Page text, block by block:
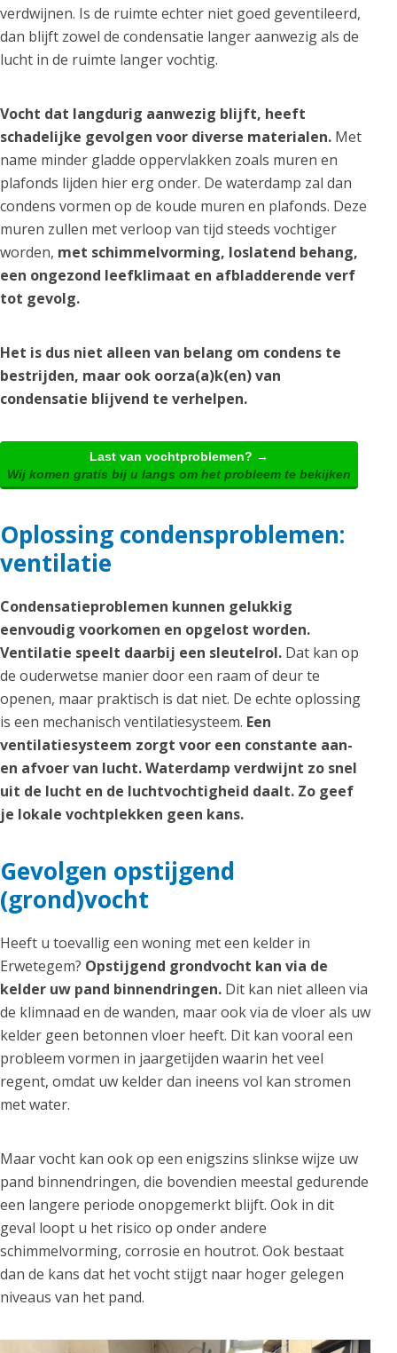
verdwijnen. Is de ruimte echter niet goed geventileerd,
dan blijft zowel de condensatie langer aanwezig als de
lucht in de ruimte langer vochtig.
Vocht dat langdurig aanwezig blijft, heeft
schadelijke gevolgen voor diverse materialen. Met
name minder gladde oppervlakken zoals muren en
plafonds lijden hier erg onder. De waterdamp zal dan
condens vormen op de koude muren en plafonds. Deze
muren zullen met verloop van tijd steeds vochtiger
worden, met schimmelvorming, loslatend behang,
een ongezond leefklimaat en afbladderende verf
tot gevolg.
Het is dus niet alleen van belang om condens te
bestrijden, maar ook oorza(a)k(en) van
condensatie blijvend te verhelpen.
Last van vochtproblemen? →
Wij komen gratis bij u langs om het probleem te bekijken
Oplossing condensproblemen:
ventilatie
Condensatieproblemen kunnen gelukkig
eenvoudig voorkomen en opgelost worden.
Ventilatie speelt daarbij een sleutelrol. Dat kan op
de ouderwetse manier door een raam of deur te
openen, maar praktisch is dat niet. De echte oplossing
is een mechanisch ventilatiesysteem. Een
ventilatiesysteem zorgt voor een constante aan-
en afvoer van lucht. Waterdamp verdwijnt zo snel
uit de lucht en de luchtvochtigheid daalt. Zo geef
je lokale vochtplekken geen kans.
Gevolgen opstijgend
(grond)vocht
Heeft u toevallig een woning met een kelder in
Erwetegem? Opstijgend grondvocht kan via de
kelder uw pand binnendringen. Dit kan niet alleen via
de klimnaad en de wanden, maar ook via de vloer als uw
kelder geen betonnen vloer heeft. Dit kan vooral een
probleem vormen in jaargetijden waarin het veel
regent, omdat uw kelder dan ineens vol kan stromen
met water.
Maar vocht kan ook op een enigszins slinkse wijze uw
pand binnendringen, die bovendien meestal gedurende
een langere periode onopgemerkt blijft. Ook in dit
geval loopt u het risico op onder andere
schimmelvorming, corrosie en houtrot. Ook bestaat
dan de kans dat het vocht stijgt naar hoger gelegen
niveaus van het pand.